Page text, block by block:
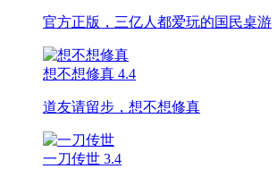
官方正版，三亿人都爱玩的国民桌游
想不想修真 4.4
道友请留步，想不想修真
一刀传世 3.4